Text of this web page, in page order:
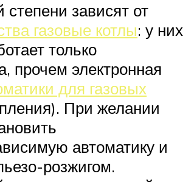
зависят от
газовые котлы: у них
только
прочем электронная
для газовых
При желании
автоматику и
розжигом.